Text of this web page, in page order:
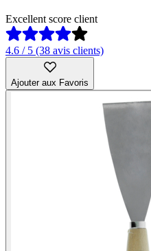
Excellent score client
4.6 / 5 (38 avis clients)
Ajouter aux Favoris